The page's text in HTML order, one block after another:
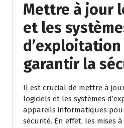
Mettre à jour
et les
garantir la
Il est crucial de mettre à
logiciels et les systèmes
appareils informatiques
sécurité. En effet, les mises